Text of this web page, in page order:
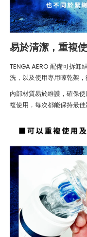
易於清潔，重複
TENGA AERO 配備可拆卸
洗，以及使用專用晾乾架，
內部材質易於維護，確保
複使用，每次都能保持最佳